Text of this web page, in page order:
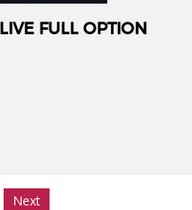
FULL OPTION
Next